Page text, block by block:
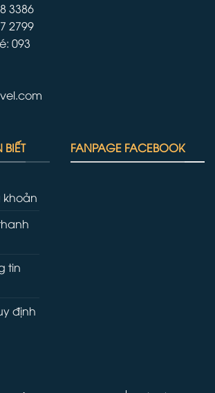
3386
2799
093
khoản
tin
định
FANPAGE FACEBOOK